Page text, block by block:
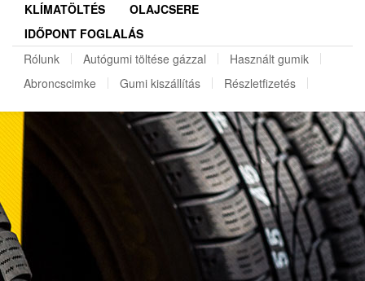
REGISZTRÁCIÓ
KLÍMATÖLTÉS
OLAJCSERE
IDŐPONT FOGLALÁS
Rólunk
Autógumi töltése gázzal
Használt gumik
Abroncscimke
Gumi kiszállítás Részletfizetés